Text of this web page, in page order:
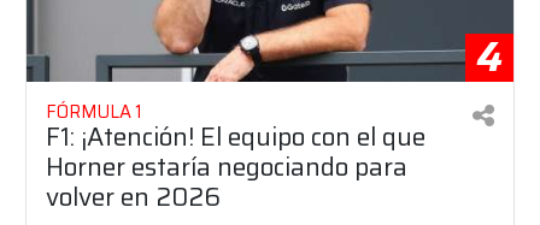
4
FÓRMULA 1
F1: ¡Atención! El equipo con el que
Horner estaría negociando para
volver en 2026